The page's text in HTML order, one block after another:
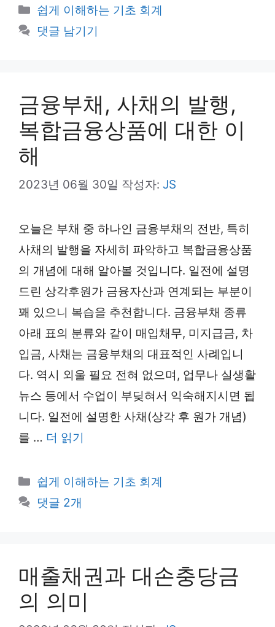
카
테
쉽게 이해하는 기초 회계
댓글 남기기
금융부채, 사채의 발행,
복합금융상품에 대한 이
해
2023년 06월 30일 작성자: JS
오늘은 부채 중 하나인 금융부채의 전반, 특히
사채의 발행을 자세히 파악하고 복합금융상품
의 개념에 대해 알아볼 것입니다. 일전에 설명
드린 상각후원가 금융자산과 연계되는 부분이
꽤 있으니 복습을 추천합니다. 금융부채 종류
아래 표의 분류와 같이 매입채무, 미지급금, 차
입금, 사채는 금융부채의 대표적인 사례입니
다. 역시 외울 필요 전혀 없으며, 업무나 실생활
뉴스 등에서 수업이 부딪혀서 익숙해지시면 됩
니다. 일전에 설명한 사채(상각 후 원가 개념)
를 … 더 읽기
카
테
고
쉽게 이해하는 기초 회계
댓글 2개
매출채권과 대손충당금
의 의미